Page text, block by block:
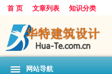
首 页 文章列表 知识分类
网站导航